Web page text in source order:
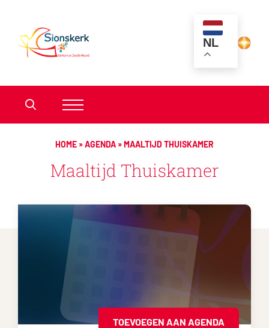
NL
HOME »AGENDA »MAALTIJD THUISKAMER
Maaltijd Thuiskamer
TOEVOEGEN AAN AGENDA